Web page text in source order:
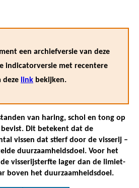
een archiefversie van deze
indicatorversie met recentere
deze link bekijken.
van haring, schol en tong op
Dit betekent dat de
vissen dat stierf door de visserij –
duurzaamheidsdoel. Voor het
visserijsterfte lager dan de limiet-
boven het duurzaamheidsdoel.